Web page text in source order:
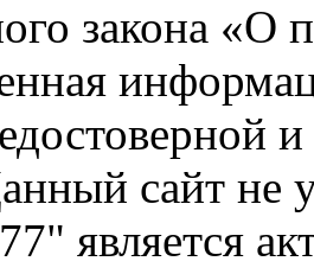
закона «О
сайт не
является